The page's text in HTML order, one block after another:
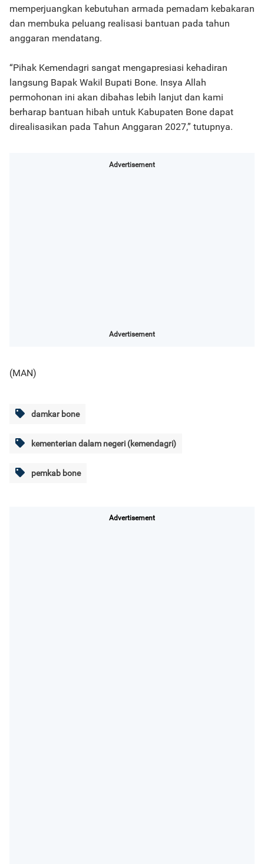
memperjuangkan kebutuhan armada pemadam kebakaran
dan membuka peluang realisasi bantuan pada tahun
anggaran mendatang.
“Pihak Kemendagri sangat mengapresiasi kehadiran
langsung Bapak Wakil Bupati Bone. Insya Allah
permohonan ini akan dibahas lebih lanjut dan kami
berharap bantuan hibah untuk Kabupaten Bone dapat
direalisasikan pada Tahun Anggaran 2027,” tutupnya.
Advertisement
Advertisement
(MAN)
damkar bone
kementerian dalam negeri (kemendagri)
pemkab bone
Advertisement